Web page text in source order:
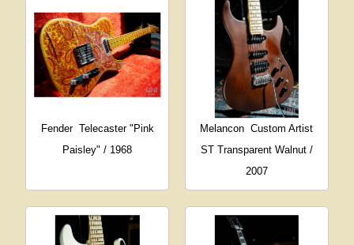
Fender Telecaster "Pink
Paisley" / 1968
Melancon Custom Artist
ST Transparent Walnut /
2007